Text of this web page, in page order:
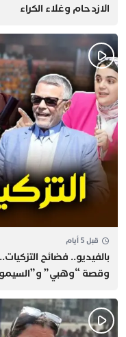
الازدحام وغلاء الكراء
قبل 5 أيام
بالفيديو.. فضائح
وقصة “وهبي”